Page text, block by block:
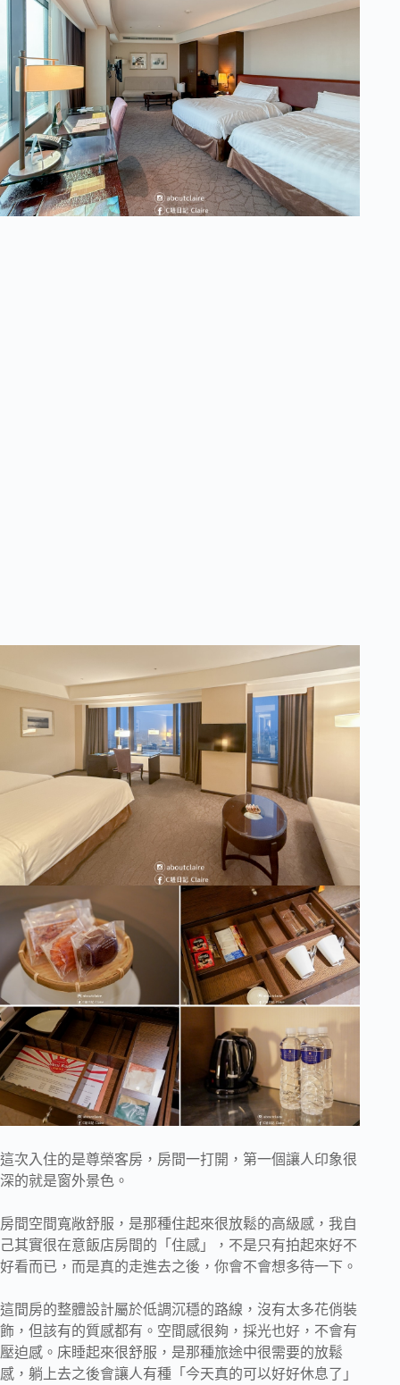
這次入住的是尊榮客房，房間一打開，第一個讓人印象很
深的就是窗外景色。
房間空間寬敞舒服，是那種住起來很放鬆的高級感，我自
己其實很在意飯店房間的「住感」，不是只有拍起來好不
好看而已，而是真的走進去之後，你會不會想多待一下。
這間房的整體設計屬於低調沉穩的路線，沒有太多花俏裝
飾，但該有的質感都有。空間感很夠，採光也好，不會有
壓迫感。床睡起來很舒服，是那種旅途中很需要的放鬆
感，躺上去之後會讓人有種「今天真的可以好好休息了」